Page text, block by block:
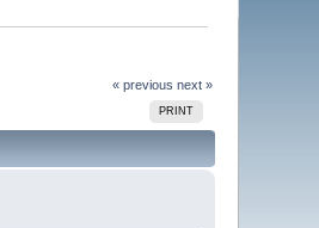
« previous next »
PRINT